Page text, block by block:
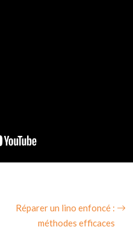
Réparer un lino enfoncé :
méthodes efficaces